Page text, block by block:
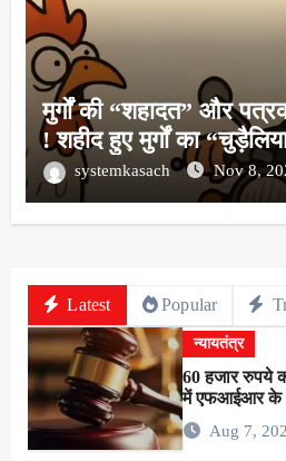
मुर्गों की “शहादत” और
! शहीद हुए मुर्गों का
systemkasach Nov 8,
Latest Popular
न्यायतंत्र
60 हजार रुपये
में एफआईआर के
को 24 घंटे में
Aug 7,